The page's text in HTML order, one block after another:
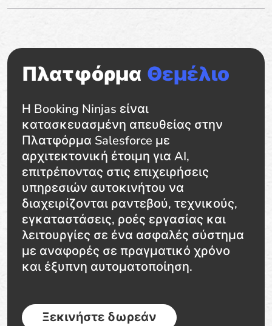
Πλατφόρμα Θεμέλιο
Η Booking Ninjas είναι
κατασκευασμένη απευθείας στην
Πλατφόρμα Salesforce με
αρχιτεκτονική έτοιμη για AI,
επιτρέποντας στις επιχειρήσεις
υπηρεσιών αυτοκινήτου να
διαχειρίζονται ραντεβού, τεχνικούς,
εγκαταστάσεις, ροές εργασίας και
λειτουργίες σε ένα ασφαλές σύστημα
με αναφορές σε πραγματικό χρόνο
και έξυπνη αυτοματοποίηση.
Ξεκινήστε δωρεάν